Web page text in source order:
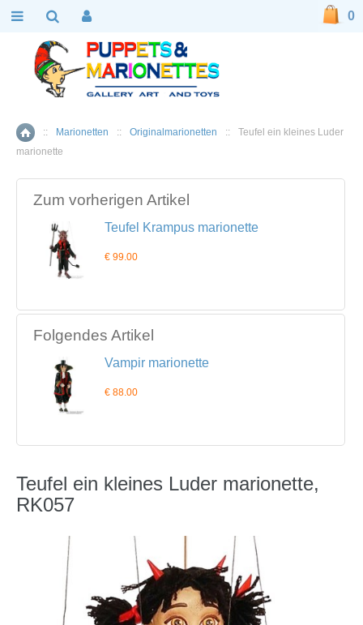
Home
:: Marionetten :: Originalmarionetten ::
Teufel ein kleines Luder
marionette
Zum vorherigen Artikel
Teufel Krampus marionette
€ 99.00
Folgendes Artikel
Vampir marionette
€ 88.00
Teufel ein kleines Luder marionette,
RK057
0